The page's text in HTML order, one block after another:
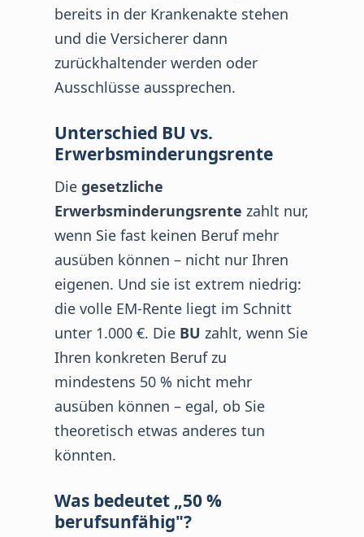
bereits in der Krankenakte stehen
und die Versicherer dann
zurückhaltender werden oder
Ausschlüsse aussprechen.
Unterschied BU vs.
Erwerbsminderungsrente
Die gesetzliche
Erwerbsminderungsrente zahlt nur,
wenn Sie fast keinen Beruf mehr
ausüben können – nicht nur Ihren
eigenen. Und sie ist extrem niedrig:
die volle EM-Rente liegt im Schnitt
unter 1.000 €. Die BU zahlt, wenn Sie
Ihren konkreten Beruf zu
mindestens 50 % nicht mehr
ausüben können – egal, ob Sie
theoretisch etwas anderes tun
könnten.
Was bedeutet „50 %
berufsunfähig"?